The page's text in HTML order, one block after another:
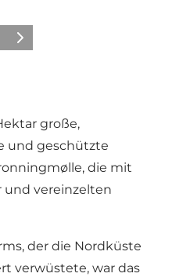
Weiter
große,
und geschützte
die mit
und vereinzelten
der die Nordküste
verwüstete, war das